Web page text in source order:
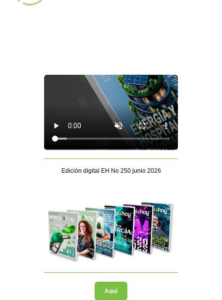
Edición digital EH No 250 junio 2026
Aquí